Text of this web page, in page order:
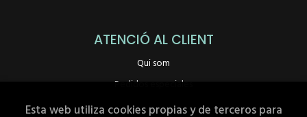
ATENCIÓ AL CLIENT
Qui som
Pedidos especiales
Esta web utiliza cookies propias y de terceros para